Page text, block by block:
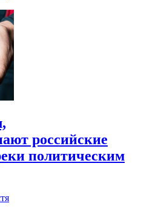
российские
политическим